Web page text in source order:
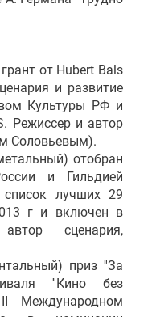
от Hubert Bals
и развитие
Культуры РФ и
Режиссер и автор
Соловьевым).
отобран
и Гильдией
список лучших 29
г и включен в
сценария,
приз ''За
''Кино без
Международном